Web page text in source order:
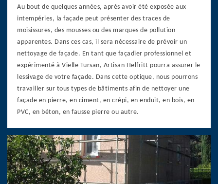
Au bout de quelques années, après avoir été exposée aux
intempéries, la façade peut présenter des traces de
moisissures, des mousses ou des marques de pollution
apparentes. Dans ces cas, il sera nécessaire de prévoir un
nettoyage de façade. En tant que façadier professionnel et
expérimenté à Vielle Tursan, Artisan Helfritt pourra assurer le
lessivage de votre façade. Dans cette optique, nous pourrons
travailler sur tous types de bâtiments afin de nettoyer une
façade en pierre, en ciment, en crépi, en enduit, en bois, en
PVC, en béton, en fausse pierre ou autre.